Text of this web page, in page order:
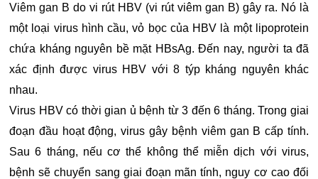
Viêm gan B do vi rút HBV (vi rút viêm gan B) gây ra. Nó là
một loại virus hình cầu, vỏ bọc của HBV là một lipoprotein
chứa kháng nguyên bề mặt HBsAg. Đến nay, người ta đã
xác định được virus HBV với 8 týp kháng nguyên khác
nhau.
Virus HBV có thời gian ủ bệnh từ 3 đến 6 tháng. Trong giai
đoạn đầu hoạt động, virus gây bệnh viêm gan B cấp tính.
Sau 6 tháng, nếu cơ thể không thể miễn dịch với virus,
bệnh sẽ chuyển sang giai đoạn mãn tính, nguy cơ cao đối